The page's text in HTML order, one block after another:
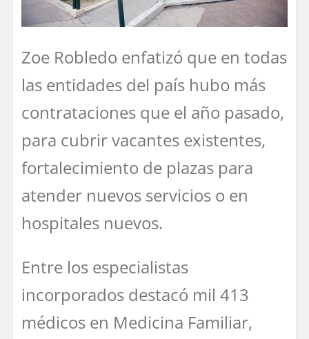
Zoe Robledo enfatizó que en todas
las entidades del país hubo más
contrataciones que el año pasado,
para cubrir vacantes existentes,
fortalecimiento de plazas para
atender nuevos servicios o en
hospitales nuevos.
Entre los especialistas
incorporados destacó mil 413
médicos en Medicina Familiar,